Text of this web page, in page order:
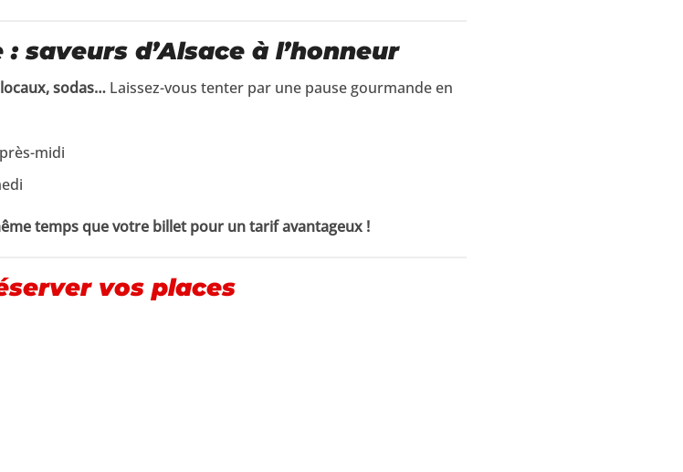
d’Alsace à l’honneur
sodas… Laissez-vous tenter par une pause gourmande en
midi
temps que votre billet pour un tarif avantageux !
vos places